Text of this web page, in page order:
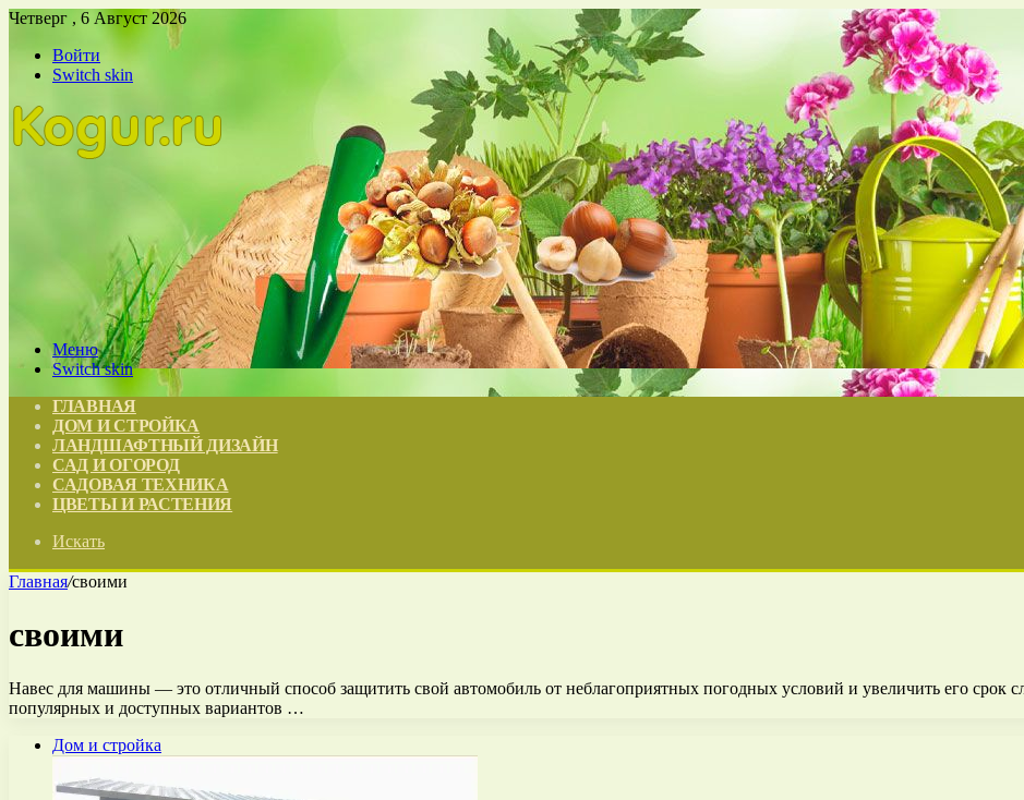
Четверг , 6 Август 2026
Войти
Switch skin
Меню
Switch skin
ГЛАВНАЯ
ДОМ И СТРОЙКА
ЛАНДШАФТНЫЙ ДИЗАЙН
САД И ОГОРОД
САДОВАЯ ТЕХНИКА
ЦВЕТЫ И РАСТЕНИЯ
Искать
Главная/своими
своими
Навес для машины — это отличный способ защитить свой автомобиль от неблагоприятных погодных условий и увеличить его срок
популярных и доступных вариантов …
Дом и стройка